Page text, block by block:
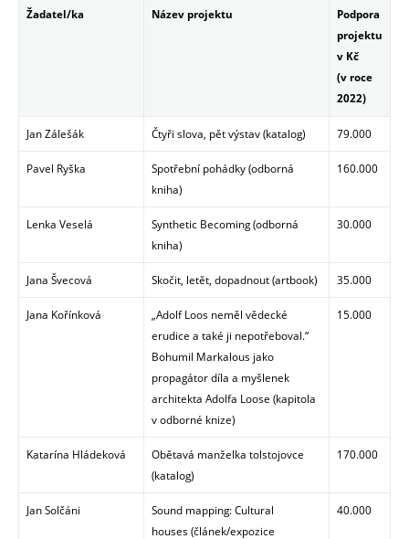
Žadatel/ka Název projektu
Podpora
projektu
v Kč
(v roce
2022)
Jan Zálešák Čtyři slova, pět výstav(katalog) 79.000
Pavel Ryška Spotřební pohádky(odborná
kniha)
160.000
Lenka Veselá Synthetic Becoming(odborná
kniha)
30.000
Jana Švecová Skočit, letět, dopadnout(artbook) 35.000
Jana Kořínková
„Adolf Loos neměl vědecké
erudice a také ji nepotřeboval.“
Bohumil Markalous jako
propagátor díla a myšlenek
architekta Adolfa Loose (kapitola
v odborné knize)
15.000
Katarína Hládeková
Obětavá manželka tolstojovce
(katalog)
170.000
Jan Solčáni
Sound mapping: Cultural
houses (článek/expozice
40.000